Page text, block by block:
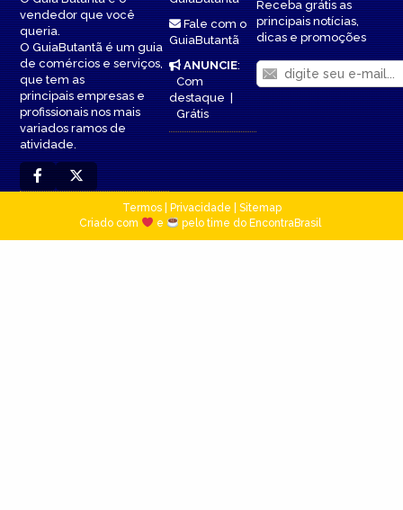
vendedor que você
queria.
O GuiaButantã é um guia
de comércios e serviços,
que tem as
principais empresas e
profissionais nos mais
variados ramos de
atividade.
Fale com o
GuiaButantã
ANUNCIE:
Com
destaque|
Grátis
Receba grátis as
principais notícias,
dicas e promoções
Termos| Privacidade
Sitemap
Criado com
e pelo time do EncontraBrasil